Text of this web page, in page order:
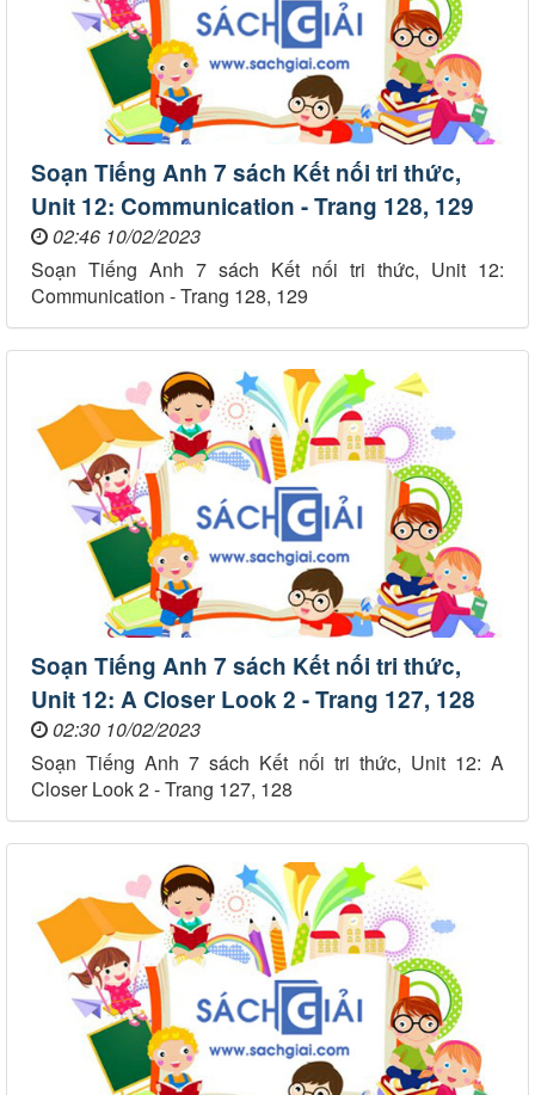
Soạn Tiếng Anh 7 sách Kết nối tri thức,
Unit 12: Communication - Trang 128, 129
02:46 10/02/2023
Soạn Tiếng Anh 7 sách Kết nối tri thức, Unit 12:
Communication - Trang 128, 129
Soạn Tiếng Anh 7 sách Kết nối tri thức,
Unit 12: A Closer Look 2 - Trang 127, 128
02:30 10/02/2023
Soạn Tiếng Anh 7 sách Kết nối tri thức, Unit 12: A
Closer Look 2 - Trang 127, 128